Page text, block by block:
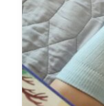
tootelehel.